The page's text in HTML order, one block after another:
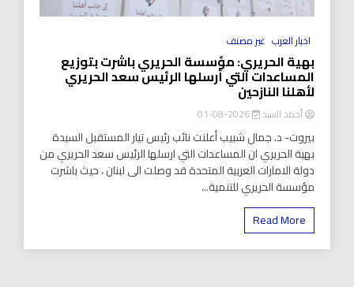
اخبار العرب غير مصنف
بهية الحريري: مؤسسة الحريري باشرت بتوزيع
المساعدات التي أرسلها الرئيس سعد الحريري
لأهلنا النازحين
أحمد السيد 2026-08-01
بيروت- د. جمال شبيب أعلنت نائب رئيس تيار المستقبل السيدة
بهية الحريري ان المساعدات التي ارسلها الرئيس سعد الحريري من
دولة الامارات العربية المتحدة قد وصلت الى لبنان ، حيث باشرت
مؤسسة الحريري للتنمية...
Read More